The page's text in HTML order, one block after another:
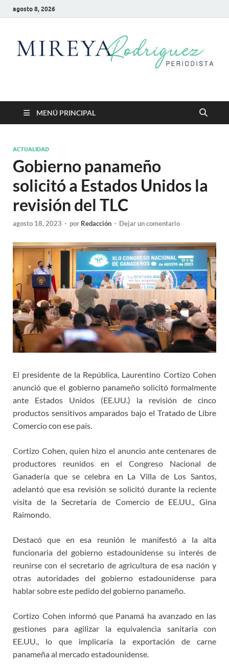
agosto 8, 2026
Mireya Rodriguez
MENÚ PRINCIPAL
ACTUALIDAD
Gobierno panameño
solicitó a Estados Unidos la
revisión del TLC
agosto 18, 2023 - por Redacción - Dejar un comentario
El presidente de la República, Laurentino Cortizo Cohen
anunció que el gobierno panameño solicitó formalmente
ante Estados Unidos (EE.UU.) la revisión de cinco
productos sensitivos amparados bajo el Tratado de Libre
Comercio con ese país.
Cortizo Cohen, quien hizo el anuncio ante centenares de
productores reunidos en el Congreso Nacional de
Ganadería que se celebra en La Villa de Los Santos,
adelantó que esa revisión se solicitó durante la reciente
visita de la Secretaría de Comercio de EE.UU., Gina
Raimondo.
Destacó que en esa reunión le manifestó a la alta
funcionaria del gobierno estadounidense su interés de
reunirse con el secretario de agricultura de esa nación y
otras autoridades del gobierno estadounidense para
hablar sobre este pedido del gobierno panameño.
Cortizo Cohen informó que Panamá ha avanzado en las
gestiones para agilizar la equivalencia sanitaria con
EE.UU., lo que implicaría la exportación de carne
panameña al mercado estadounidense.